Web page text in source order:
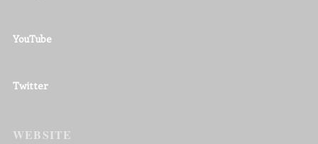
YouTube
Twitter
WEBSITE